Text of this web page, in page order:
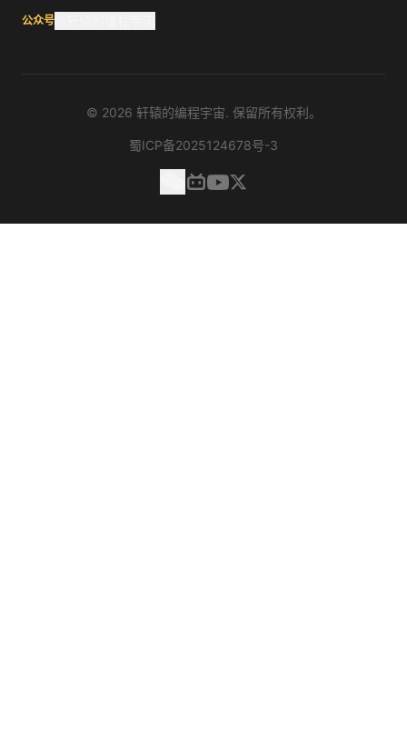
公众号
© 2026 轩辕的编程宇宙. 保留所有权利。
蜀ICP备2025124678号-3